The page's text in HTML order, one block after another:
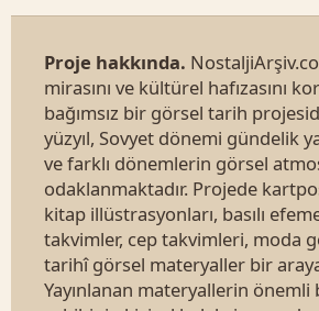
Proje hakkında.
mirasını ve kültürel hafızasını
bağımsız bir görsel tarih
yüzyıl, Sovyet dönemi gündelik
ve farklı dönemlerin görsel
odaklanmaktadır. Projede
kitap illüstrasyonları, basılı
takvimler, cep takvimleri, moda
tarihî görsel materyaller bir
Yayınlanan materyallerin